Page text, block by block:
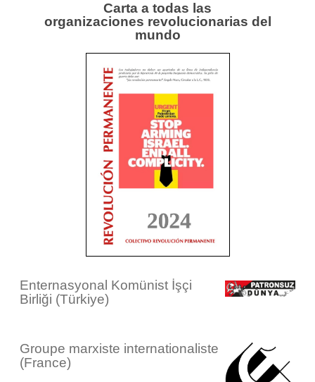
Carta a todas las
organizaciones revolucionarias del
mundo
Enternasyonal Komünist İşçi
Birliği (Türkiye)
Groupe marxiste internationaliste
(France)